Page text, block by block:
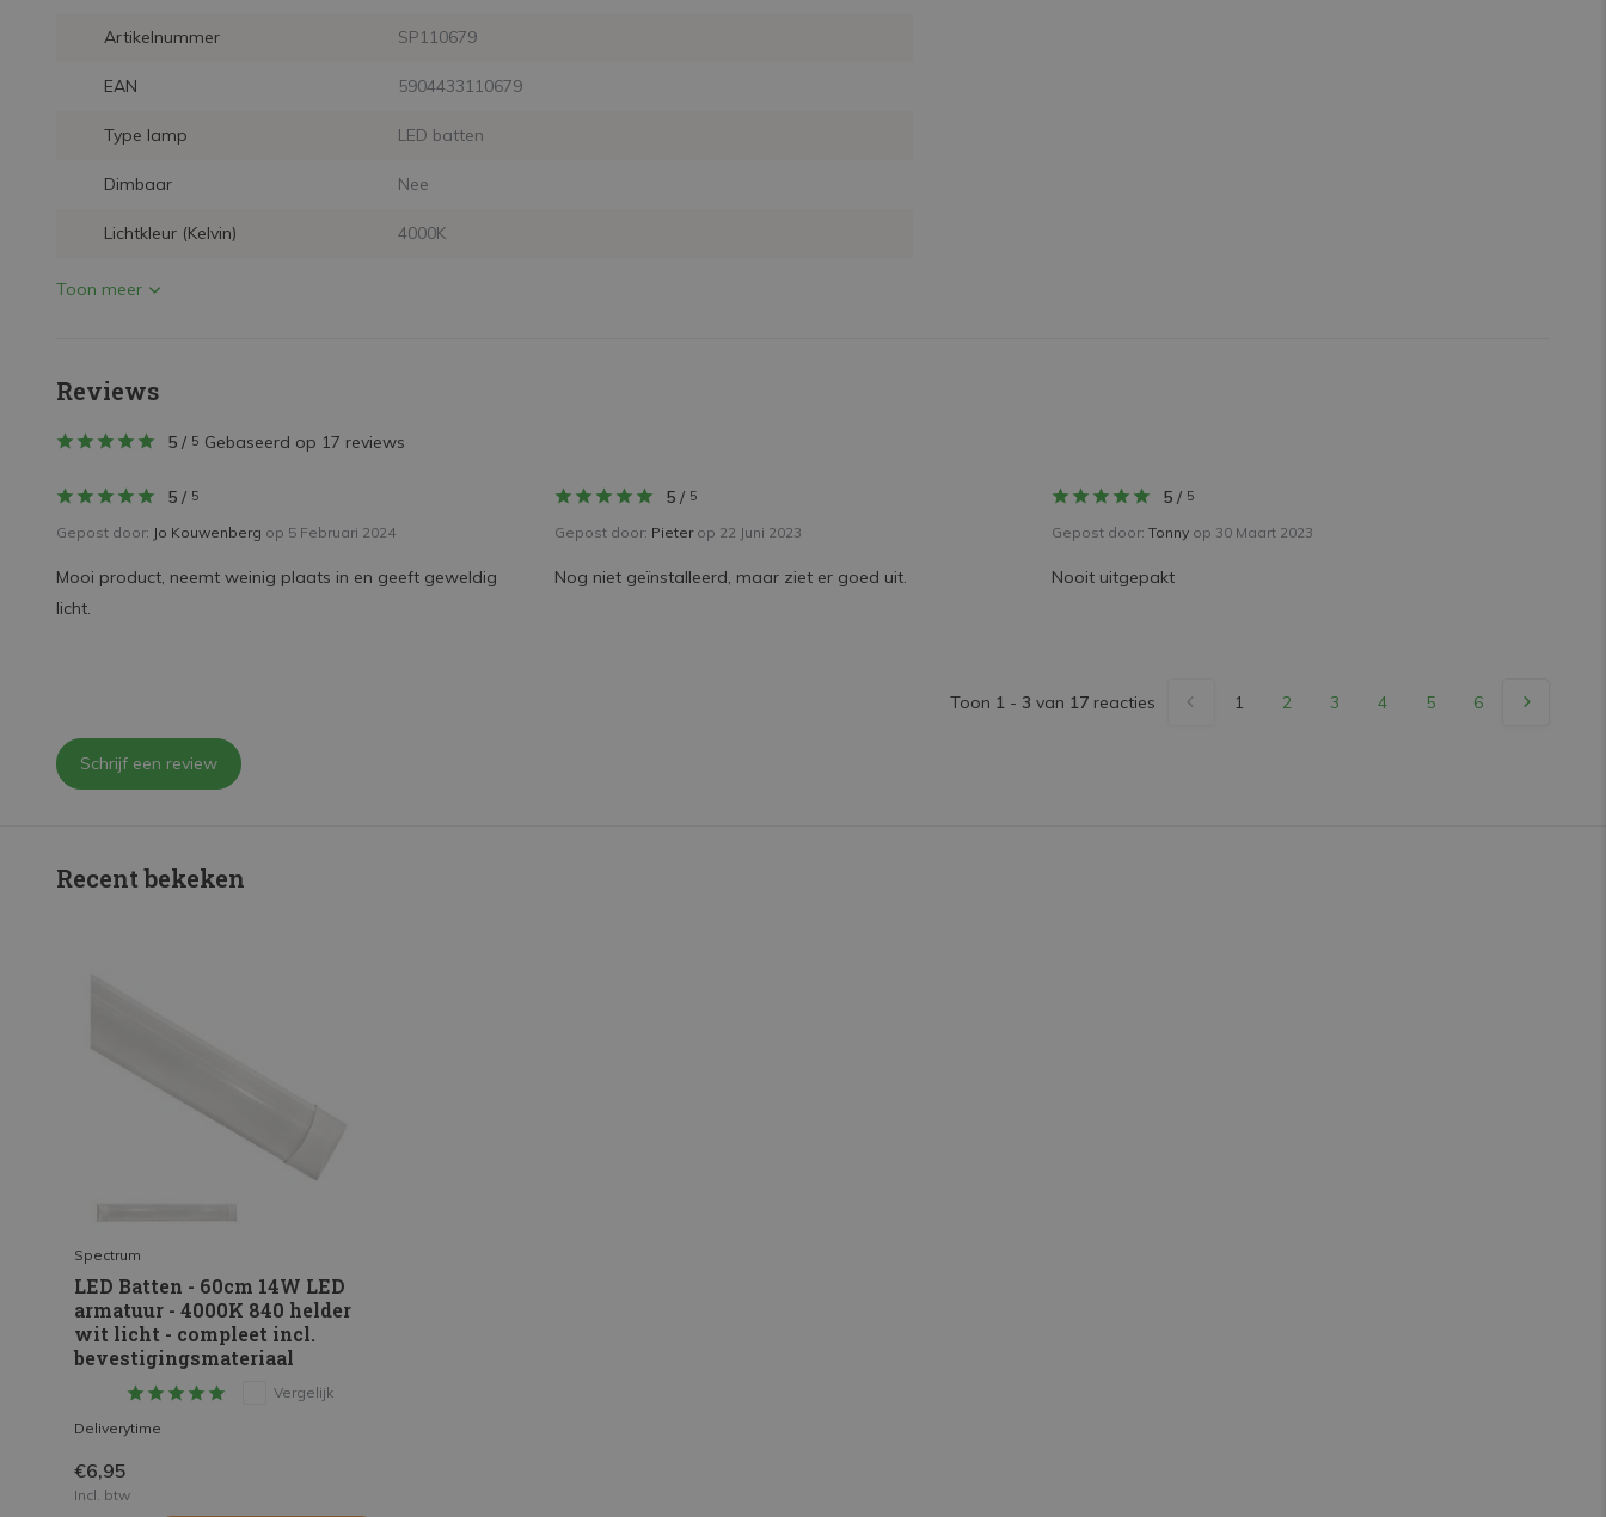
Artikelnummer SP110679
EAN 5904433110679
Type lamp LED batten
Dimbaar Nee
Lichtkleur (Kelvin) 4000K
Toon meer
Reviews
5 / 5 Gebaseerd op 17 reviews
5 / 5
Gepost door: Jo Kouwenberg op 5 Februari 2024
Mooi product, neemt weinig plaats in en geeft geweldig
licht.
5/ 5
Gepost door: Pieterop 22 Juni 2023
Nog niet geïnstalleerd, maar ziet er goed uit.
5 / 5
Gepost door:Tonny op 30 Maart 2023
Nooit uitgepakt
Toon 1 - 3 van 17 reacties 1 2 3 4 5 6
Schrijf een review
Recent bekeken
Spectrum
LED Batten - 60cm 14W LED
armatuur - 4000K 840 helder
wit licht - compleet incl.
bevestigingsmateriaal
Vergelijk
Deliverytime
€6,95
Incl. btw